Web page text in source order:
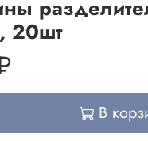
20шт
В